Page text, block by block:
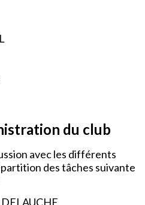
du club
avec les différents
des tâches suivante